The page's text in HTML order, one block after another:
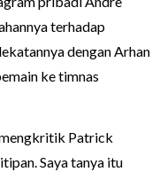
terhadap
dengan Arhan
ke timnas
mengkritik Patrick
Saya tanya itu